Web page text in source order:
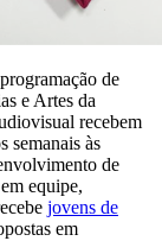
de
e Artes da
recebem
semanais às
de
equipe,
jovens de
em